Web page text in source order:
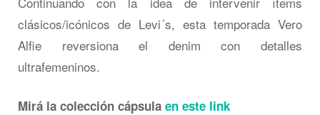
clásicos/icónicos de Levi´s, esta temporada Vero
Alfie reversiona el denim con detalles
ultrafemeninos.
Mirá la colección cápsula en este link